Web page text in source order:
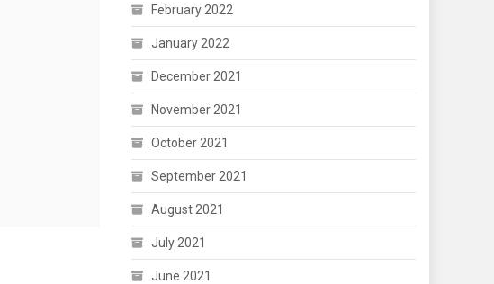
February 2022
January 2022
December 2021
November 2021
October 2021
September 2021
August 2021
July 2021
June 2021